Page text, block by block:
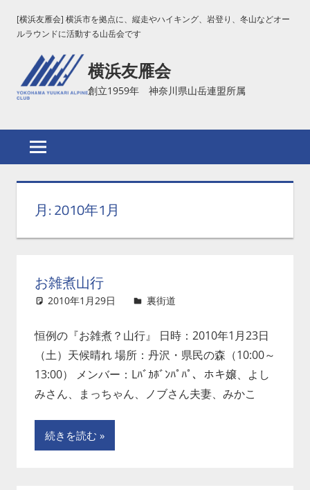
ス
[横浜友雁会] 横浜市を拠点に、縦走やハイキング、岩登り、冬山などオー
ルラウンドに活動する山岳会です
横浜友雁会
創立1959年 神奈川県山岳連盟所属
月:2010年1月
お雑煮山行
2010年1月29日 Murase
裏街道
恒例の『お雑煮？山行』 日時：2010年1月23日
（土）天候晴れ 場所：丹沢・県民の森（10:00～
13:00） メンバー：Lﾊﾞｶﾎﾞﾝﾊﾟﾊﾟ、ホキ嬢、よし
みさん、まっちゃん、ノブさん夫妻、みかこ
続きを読む